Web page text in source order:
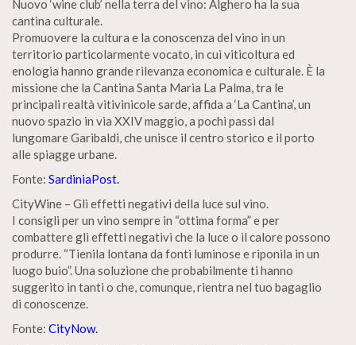
Nuovo ‘wine club’ nella terra del vino: Alghero ha la sua
cantina culturale.
Promuovere la cultura e la conoscenza del vino in un
territorio particolarmente vocato, in cui viticoltura ed
enologia hanno grande rilevanza economica e culturale. È la
missione che la Cantina Santa Maria La Palma, tra le
principali realtà vitivinicole sarde, affida a ‘La Cantina’, un
nuovo spazio in via XXIV maggio, a pochi passi dal
lungomare Garibaldi, che unisce il centro storico e il porto
alle spiagge urbane.
Fonte: SardiniaPost.
CityWine – Gli effetti negativi della luce sul vino.
I consigli per un vino sempre in “ottima forma” e per
combattere gli effetti negativi che la luce o il calore possono
produrre. “Tienila lontana da fonti luminose e riponila in un
luogo buio”. Una soluzione che probabilmente ti hanno
suggerito in tanti o che, comunque, rientra nel tuo bagaglio
di conoscenze.
Fonte: CityNow.